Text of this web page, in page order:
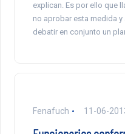
explican. Es por ello que
no aprobar esta medida
debatir en conjunto un
Fenafuch 11-06-